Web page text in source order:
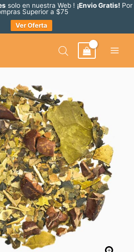
solo en nuestra Web ! ¡Envio Gratis!Por
Superior a $75
Ver Oferta